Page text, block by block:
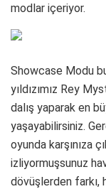
modlar içeriyor.
Showcase Modu
yıldızımız Rey
dalış yaparak en
yaşayabilirsiniz.
oyunda karşınıza
izliyormuşsunuz
dövüşlerden farkı,